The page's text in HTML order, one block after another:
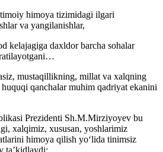
himoya tizimidagi ilgari
va yangilanishlar,
kelajagiga daxldor barcha sohalar
mustaqillikning, millat va xalqning
qanchalar muhim qadriyat ekanini
Prezidenti Sh.M.Mirziyoyev bu
xalqimiz, xususan, yoshlarimiz
himoya qilish yoʻlida tinimsiz
taʼkidlaydi: